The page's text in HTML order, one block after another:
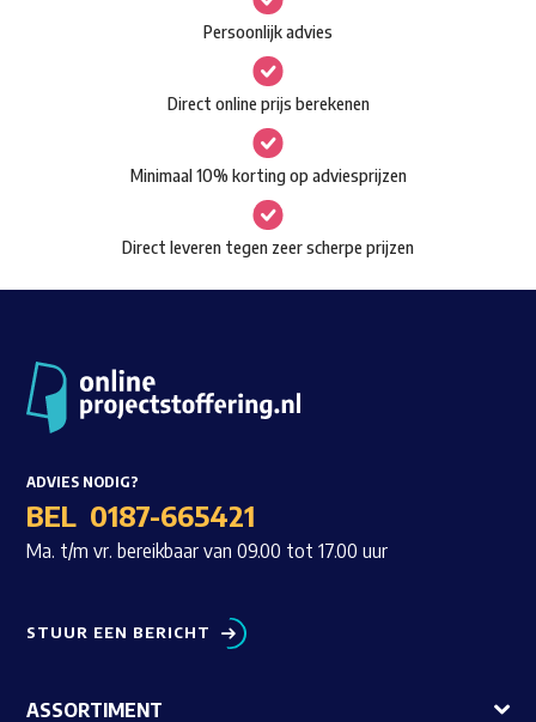
Waar ben je naar op zoek?
optie
kan
gekozen
worden
op
de
productpagina
Persoonlijk advies
Direct online prijs berekenen
Minimaal 10% korting op adviesprijzen
Direct leveren tegen zeer scherpe prijzen
ADVIES NODIG?
BEL 0187-665421
Ma. t/m vr. bereikbaar van 09.00 tot 17.00 uur
STUUR EEN BERICHT
ASSORTIMENT